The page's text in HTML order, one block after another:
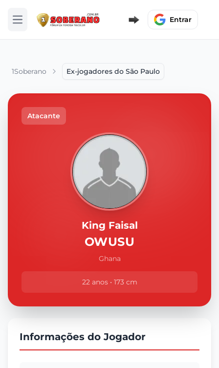
Abrir menu Entrar
1Soberano Ex-jogadores do São Paulo
Atacante
King Faisal
OWUSU
Ghana
22 anos • 173 cm
Informações do Jogador